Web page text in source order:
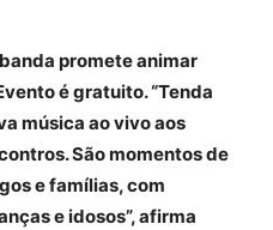
promete animar
é gratuito. “Tenda
música ao vivo aos
São momentos de
e famílias, com
e idosos”, afirma